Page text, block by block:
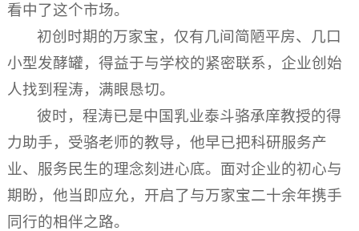
看中了这个市场。
初创时期的万家宝，仅有几间简陋平房、几口
小型发酵罐，得益于与学校的紧密联系，企业创始
人找到程涛，满眼恳切。
彼时，程涛已是中国乳业泰斗骆承庠教授的得
力助手，受骆老师的教导，他早已把科研服务产
业、服务民生的理念刻进心底。面对企业的初心与
期盼，他当即应允，开启了与万家宝二十余年携手
同行的相伴之路。